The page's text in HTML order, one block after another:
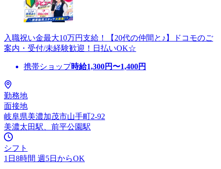
入職祝い金最大10万円支給！【20代の仲間と♪】ドコモのご
案内・受付/未経験歓迎！日払いOK☆
携帯ショップ時給1,300円〜1,400円
勤務地
面接地
岐阜県美濃加茂市山手町2-92
美濃太田駅、前平公園駅
シフト
1日8時間 週5日からOK